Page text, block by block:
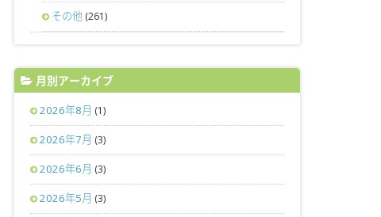
その他 (261)
月別アーカイブ
2026年8月 (1)
2026年7月 (3)
2026年6月 (3)
2026年5月 (3)